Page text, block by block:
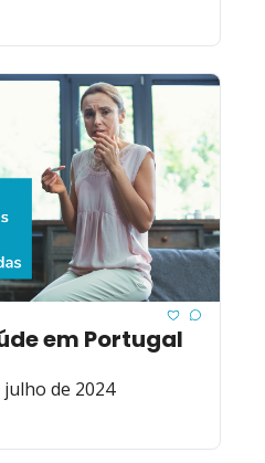
em Portugal
de 2024